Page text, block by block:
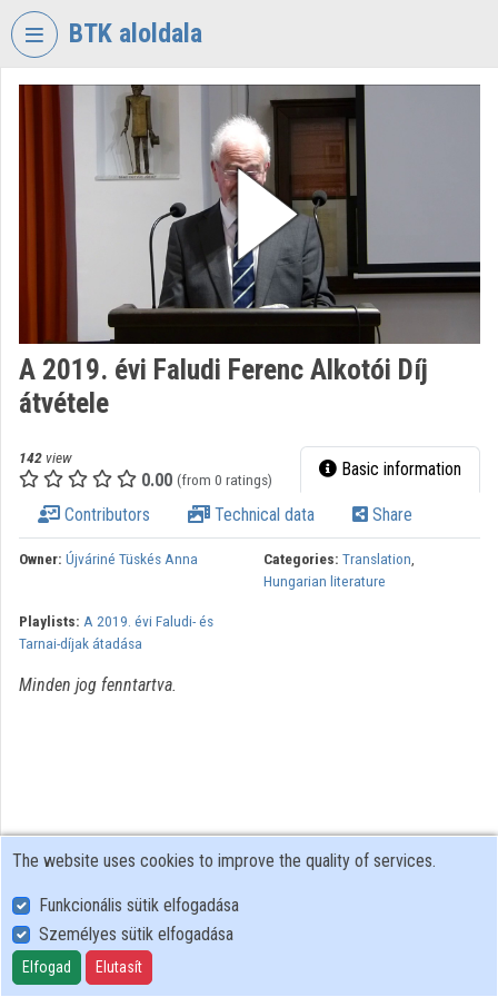
Skip header
BTK aloldala
VIDEOTORIUM
RESEARCH
CENTRE
Organization home
Organization discovery
Categories
Organizations
A 2019. évi Faludi Ferenc Alkotói Díj
átvétele
142 view
0.00 (from 0 ratings) Basic information
Contributors Technical data Share
Owner: Újváriné Tüskés Anna Categories: Translation,
Hungarian literature
Playlists: A 2019. évi Faludi- és
Tarnai-díjak átadása
Minden jog fenntartva.
User Policy
Adatkezelési tájékoztató (en)
Cookie Policy
The website uses cookies to improve the quality of services.
Funkcionális sütik elfogadása
Személyes sütik elfogadása
Elfogad Elutasít